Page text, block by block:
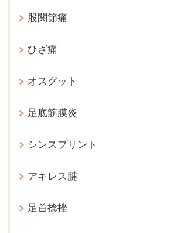
股関節痛
ひざ痛
オスグット
足底筋膜炎
シンスプリント
アキレス腱
足首捻挫